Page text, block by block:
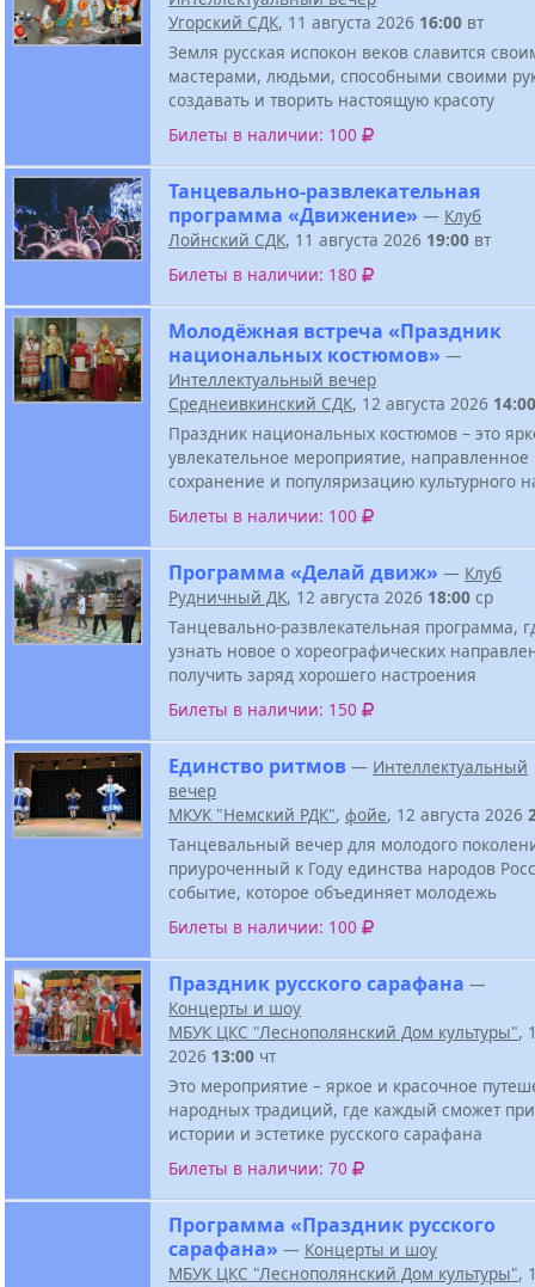
Угорский СДК, 11 августа 2026 16:00 вт
Земля русская испокон веков славится
мастерами, людьми, способными своими
создавать и творить настоящую красоту
Билеты в наличии: 100
Танцевально-развлекательная
программа «Движение» — Клуб
Лойнский СДК, 11 августа 2026 19:00 вт
Билеты в наличии: 180
Молодёжная встреча «Праздник
национальных костюмов» —
Интеллектуальный вечер
Среднеивкинский СДК, 12 августа 2026 14:00
Праздник национальных костюмов – это
увлекательное мероприятие, направленное
сохранение и популяризацию культурного
Билеты в наличии: 100
Программа «Делай движ» — Клуб
Рудничный ДК, 12 августа 2026 18:00 ср
Танцевально-развлекательная программа,
узнать новое о хореографических
получить заряд хорошего настроения
Билеты в наличии: 150
Единство ритмов — Интеллектуальный
вечер
МКУК "Немский РДК", фойе, 12 августа 2026
Танцевальный вечер для молодого
приуроченный к Году единства народов
событие, которое объединяет молодежь
Билеты в наличии: 100
Праздник русского сарафана —
Концерты и шоу
МБУК ЦКС "Леснополянский Дом культуры",
2026 13:00 чт
Это мероприятие – яркое и красочное
народных традиций, где каждый сможет
истории и эстетике русского сарафана
Билеты в наличии: 70
Программа «Праздник русского
сарафана» — Концерты и шоу
МБУК ЦКС "Леснополянский Дом культуры",